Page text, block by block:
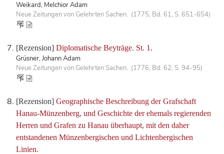
Weikard, Melchior Adam
Neue Zeitungen von Gelehrten Sachen. (1775, Bd. 61, S. 651-654)
[Rezension] Diplomatische Beyträge. St. 1.
Grüsner, Johann Adam
Neue Zeitungen von Gelehrten Sachen. (1776, Bd. 62, S. 94-95)
[Rezension] Geographische Beschreibung der Grafschaft
Hanau-Münzenberg, und Geschichte der ehemals regierenden
Herren und Grafen zu Hanau überhaupt, mit den daher
entstandenen Münzenbergischen und Lichtenbergischen
Linien.